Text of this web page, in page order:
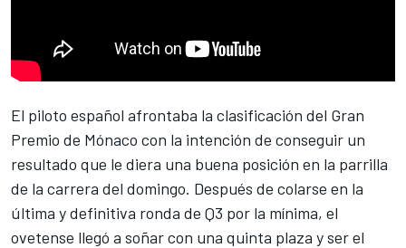
El piloto español afrontaba la clasificación del Gran
Premio de Mónaco con la intención de conseguir un
resultado que le diera una buena posición en la parrilla
de la carrera del domingo. Después de colarse en la
última y definitiva ronda de Q3 por la mínima, el
ovetense llegó a soñar con una quinta plaza y ser el